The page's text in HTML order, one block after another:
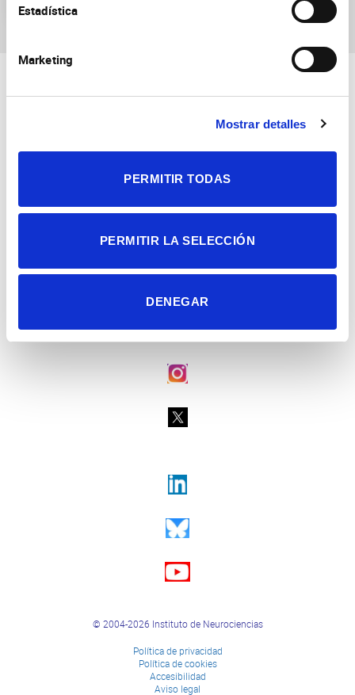
Estadística
Marketing
Mostrar detalles
PERMITIR TODAS
PERMITIR LA SELECCIÓN
DENEGAR
Consejo Superior de Investigaciones Científicas
Campus de San Juan | Sant Joan d’Alacant
Contacto
© 2004-2026 Instituto de Neurociencias
Política de privacidad
Política de cookies
Accesibilidad
Aviso legal